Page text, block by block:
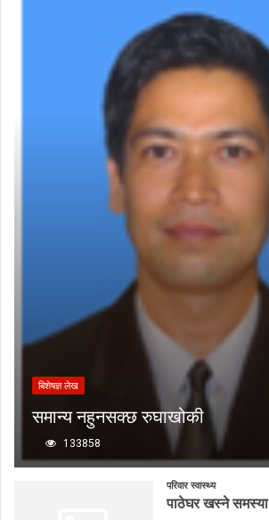
बिशेषज्ञ लेख
समान्य नहुनसक्छ रुघाखोकी
133858
परिवार स्वास्थ्य
पाठेघर खस्ने समस्या